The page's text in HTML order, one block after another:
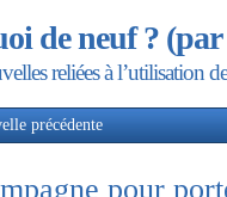
de neuf ? (par
reliées à l’utilisation
pour